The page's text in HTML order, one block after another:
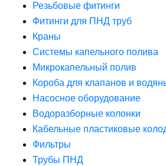
Резьбовые фитинги
Фитинги для ПНД труб
Краны
Системы капельного полива
Микрокапельный полив
Короба для клапанов и
Насосное оборудование
Водоразборные колонки
Кабельные пластиковые
Фильтры
Трубы ПНД